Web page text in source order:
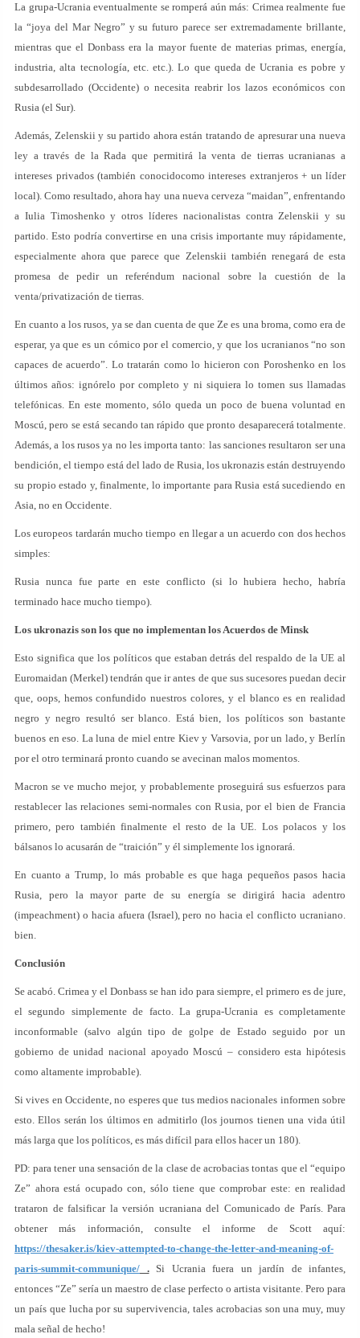
La grupa-Ucrania eventualmente se romperá aún más: Crimea realmente fue
la “joya del Mar Negro” y su futuro parece ser extremadamente brillante,
mientras que el Donbass era la mayor fuente de materias primas, energía,
industria, alta tecnología, etc. etc.). Lo que queda de Ucrania es pobre y
subdesarrollado (Occidente) o necesita reabrir los lazos económicos con
Rusia (el Sur).
Además, Zelenskii y su partido ahora están tratando de apresurar una nueva
ley a través de la Rada que permitirá la venta de tierras ucranianas a
intereses privados (también conocidocomo intereses extranjeros + un líder
local). Como resultado, ahora hay una nueva cerveza “maidan”, enfrentando
a Iulia Timoshenko y otros líderes nacionalistas contra Zelenskii y su
partido. Esto podría convertirse en una crisis importante muy rápidamente,
especialmente ahora que parece que Zelenskii también renegará de esta
promesa de pedir un referéndum nacional sobre la cuestión de la
venta/privatización de tierras.
En cuanto a los rusos, ya se dan cuenta de que Ze es una broma, como era de
esperar, ya que es un cómico por el comercio, y que los ucranianos “no son
capaces de acuerdo”. Lo tratarán como lo hicieron con Poroshenko en los
últimos años: ignórelo por completo y ni siquiera lo tomen sus llamadas
telefónicas. En este momento, sólo queda un poco de buena voluntad en
Moscú, pero se está secando tan rápido que pronto desaparecerá totalmente.
Además, a los rusos ya no les importa tanto: las sanciones resultaron ser una
bendición, el tiempo está del lado de Rusia, los ukronazis están destruyendo
su propio estado y, finalmente, lo importante para Rusia está sucediendo en
Asia, no en Occidente.
Los europeos tardarán mucho tiempo en llegar a un acuerdo con dos hechos
simples:
Rusia nunca fue parte en este conflicto (si lo hubiera hecho, habría
terminado hace mucho tiempo).
Los ukronazis son los que no implementan los Acuerdos de Minsk
Esto significa que los políticos que estaban detrás del respaldo de la UE al
Euromaidan (Merkel) tendrán que ir antes de que sus sucesores puedan decir
que, oops, hemos confundido nuestros colores, y el blanco es en realidad
negro y negro resultó ser blanco. Está bien, los políticos son bastante
buenos en eso. La luna de miel entre Kiev y Varsovia, por un lado, y Berlín
por el otro terminará pronto cuando se avecinan malos momentos.
Macron se ve mucho mejor, y probablemente proseguirá sus esfuerzos para
restablecer las relaciones semi-normales con Rusia, por el bien de Francia
primero, pero también finalmente el resto de la UE. Los polacos y los
bálsanos lo acusarán de “traición” y él simplemente los ignorará.
En cuanto a Trump, lo más probable es que haga pequeños pasos hacia
Rusia, pero la mayor parte de su energía se dirigirá hacia adentro
(impeachment) o hacia afuera (Israel), pero no hacia el conflicto ucraniano.
bien.
Conclusión
Se acabó. Crimea y el Donbass se han ido para siempre, el primero es de jure,
el segundo simplemente de facto. La grupa-Ucrania es completamente
inconformable (salvo algún tipo de golpe de Estado seguido por un
gobierno de unidad nacional apoyado Moscú – considero esta hipótesis
como altamente improbable).
Si vives en Occidente, no esperes que tus medios nacionales informen sobre
esto. Ellos serán los últimos en admitirlo (los journos tienen una vida útil
más larga que los políticos, es más difícil para ellos hacer un 180).
PD: para tener una sensación de la clase de acrobacias tontas que el “equipo
Ze” ahora está ocupado con, sólo tiene que comprobar este: en realidad
trataron de falsificar la versión ucraniana del Comunicado de París. Para
obtener más información, consulte el informe de Scott aquí:
https://thesaker.is/kiev-attempted-to-change-the-letter-and-meaning-of-
paris-summit-communique/ .Si Ucrania fuera un jardín de infantes,
entonces “Ze” sería un maestro de clase perfecto o artista visitante. Pero para
un país que lucha por su supervivencia, tales acrobacias son una muy, muy
mala señal de hecho!